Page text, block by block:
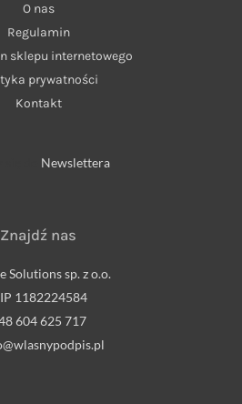
O nas
Regulamin
sklepu internetowego
prywatności
Kontakt
Newslettera
Znajdź nas
Solutions sp. z o.o.
1182224584
604 625 717